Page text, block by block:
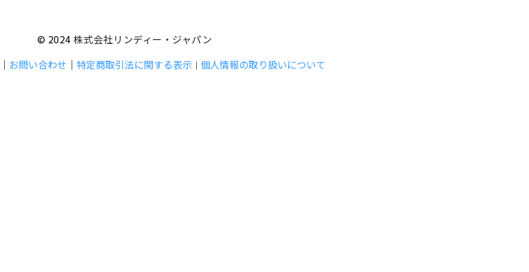
© 2024株式会社リンディー・ジャパン
｜ お問い合わせ ｜ 特定商取引法に関する表示 ｜ 個人情報の取り扱いについて